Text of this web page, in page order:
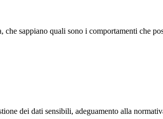
sappiano quali sono i comportamenti che
dei dati sensibili, adeguamento alla